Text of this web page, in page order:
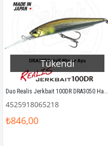
Tükendi
Duo Realis Jerkbait 100DR DRA3050 Half Mirror Ayu
4525918065218
₺846,00